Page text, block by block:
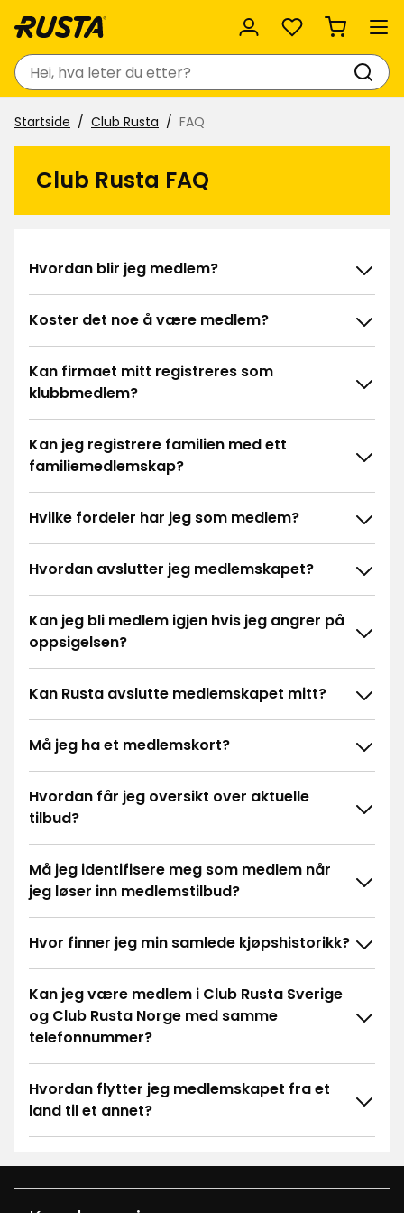
Favoritter
Søk
Startside Club Rusta FAQ
Club Rusta FAQ
Hvordan blir jeg medlem?
Koster det noe å være medlem?
Kan firmaet mitt registreres som
klubbmedlem?
Kan jeg registrere familien med ett
familiemedlemskap?
Hvilke fordeler har jeg som medlem?
Hvordan avslutter jeg medlemskapet?
Kan jeg bli medlem igjen hvis jeg angrer på
oppsigelsen?
Kan Rusta avslutte medlemskapet mitt?
Må jeg ha et medlemskort?
Hvordan får jeg oversikt over aktuelle
tilbud?
Må jeg identifisere meg som medlem når
jeg løser inn medlemstilbud?
Hvor finner jeg min samlede kjøpshistorikk?
Kan jeg være medlem i Club Rusta Sverige
og Club Rusta Norge med samme
telefonnummer?
Hvordan flytter jeg medlemskapet fra et
land til et annet?